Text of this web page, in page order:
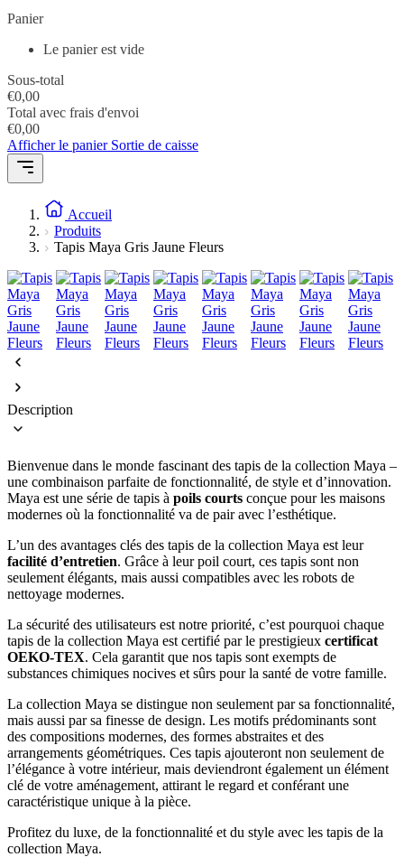
Panier
Le panier est vide
Sous-total
€0,00
Total avec frais d'envoi
€0,00
Afficher le panier Sortie de caisse
Accueil
Produits
Tapis Maya Gris Jaune Fleurs
Description
Bienvenue dans le monde fascinant des tapis de la collection Maya –
une combinaison parfaite de fonctionnalité, de style et d’innovation.
Maya est une série de tapis à poils courts conçue pour les maisons
modernes où la fonctionnalité va de pair avec l’esthétique.
L’un des avantages clés des tapis de la collection Maya est leur
facilité d’entretien. Grâce à leur poil court, ces tapis sont non
seulement élégants, mais aussi compatibles avec les robots de
nettoyage modernes.
La sécurité des utilisateurs est notre priorité, c’est pourquoi chaque
tapis de la collection Maya est certifié par le prestigieux certificat
OEKO-TEX. Cela garantit que nos tapis sont exempts de
substances chimiques nocives et sûrs pour la santé de votre famille.
La collection Maya se distingue non seulement par sa fonctionnalité,
mais aussi par sa finesse de design. Les motifs prédominants sont
des compositions modernes, des formes abstraites et des
arrangements géométriques. Ces tapis ajouteront non seulement de
l’élégance à votre intérieur, mais deviendront également un élément
clé de votre aménagement, attirant le regard et conférant une
caractéristique unique à la pièce.
Profitez du luxe, de la fonctionnalité et du style avec les tapis de la
collection Maya.